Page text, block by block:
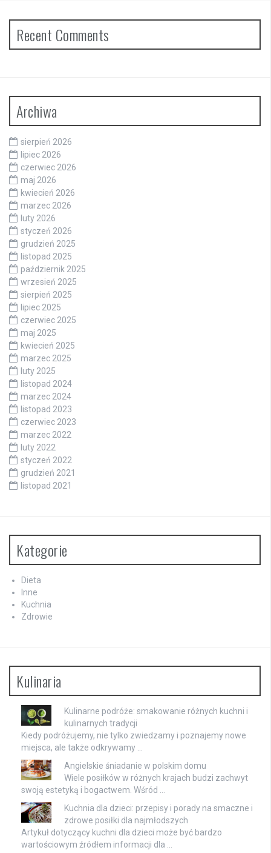
Recent Comments
Archiwa
sierpień 2026
lipiec 2026
czerwiec 2026
maj 2026
kwiecień 2026
marzec 2026
luty 2026
styczeń 2026
grudzień 2025
listopad 2025
październik 2025
wrzesień 2025
sierpień 2025
lipiec 2025
czerwiec 2025
maj 2025
kwiecień 2025
marzec 2025
luty 2025
listopad 2024
marzec 2024
listopad 2023
czerwiec 2023
marzec 2022
luty 2022
styczeń 2022
grudzień 2021
listopad 2021
Kategorie
Dieta
Inne
Kuchnia
Zdrowie
Kulinaria
Kulinarne podróże: smakowanie różnych kuchni i
kulinarnych tradycji
Kiedy podróżujemy, nie tylko zwiedzamy i poznajemy nowe
miejsca, ale także odkrywamy …
Angielskie śniadanie w polskim domu
Wiele posiłków w różnych krajach budzi zachwyt
swoją estetyką i bogactwem. Wśród …
Kuchnia dla dzieci: przepisy i porady na smaczne i
zdrowe posiłki dla najmłodszych
Artykuł dotyczący kuchni dla dzieci może być bardzo
wartościowym źródłem informacji dla …